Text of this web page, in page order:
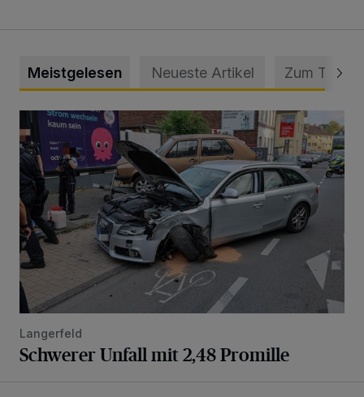
Meistgelesen Neueste Artikel Zum Thema
Schwerer Unfall mit 2,48 Promille
Langerfeld
Schwerer Unfall mit 2,48 Promille